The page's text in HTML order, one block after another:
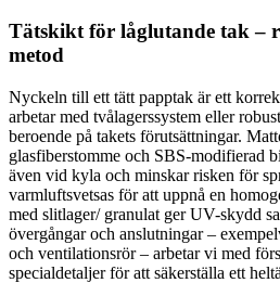
Tätskikt för låglutande tak –
metod
Nyckeln till ett tätt papptak är ett
arbetar med tvålagerssystem eller
beroende på takets förutsättningar.
glasfiberstomme och SBS-modifierad
även vid kyla och minskar risken för
varmluftsvetsas för att uppnå en
med slitlager/ granulat ger UV-skydd
övergångar och anslutningar –
och ventilationsrör – arbetar vi med
specialdetaljer för att säkerställa ett